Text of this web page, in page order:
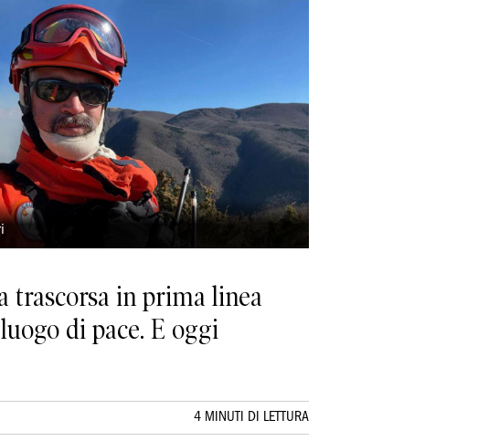
trascorsa in prima linea
di pace. E oggi
4 MINUTI DI LETTURA